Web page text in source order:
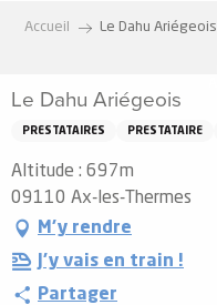
principal
Accueil Le Dahu Ariégeois
Le Dahu Ariégeois
PRESTATAIRES PRESTATAIRE
Altitude : 697m
09110 Ax-les-Thermes
M'y rendre
J'y vais en train !
Partager